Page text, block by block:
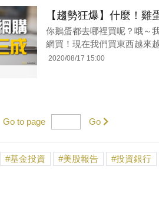
【趨勢狂爆】什麼！雞
你鵝蛋都去哪裡買呢？哦～
網買！現在我們買東西越來
2020/08/17 15:00
Go to page Go
基金投資 美股報告 投資銀行